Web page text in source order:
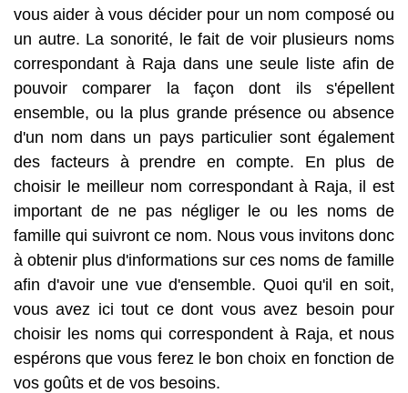
vous aider à vous décider pour un nom composé ou
un autre. La sonorité, le fait de voir plusieurs noms
correspondant à Raja dans une seule liste afin de
pouvoir comparer la façon dont ils s'épellent
ensemble, ou la plus grande présence ou absence
d'un nom dans un pays particulier sont également
des facteurs à prendre en compte. En plus de
choisir le meilleur nom correspondant à Raja, il est
important de ne pas négliger le ou les noms de
famille qui suivront ce nom. Nous vous invitons donc
à obtenir plus d'informations sur ces noms de famille
afin d'avoir une vue d'ensemble. Quoi qu'il en soit,
vous avez ici tout ce dont vous avez besoin pour
choisir les noms qui correspondent à Raja, et nous
espérons que vous ferez le bon choix en fonction de
vos goûts et de vos besoins.